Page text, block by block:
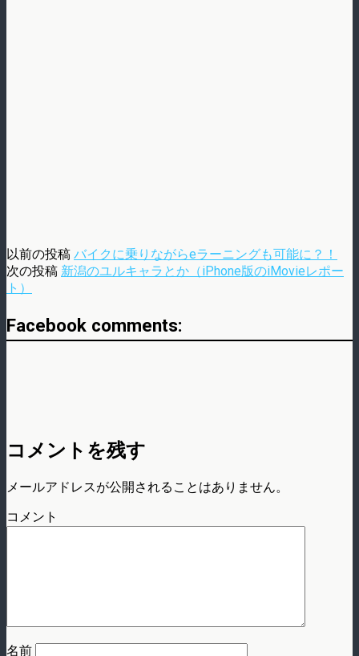
以前の投稿 バイクに乗りながらeラーニングも可能に？！
次の投稿 新潟のユルキャラとか（iPhone版のiMovieレポー
ト）
Facebook comments:
コメントを残す
メールアドレスが公開されることはありません。
コメント
名前